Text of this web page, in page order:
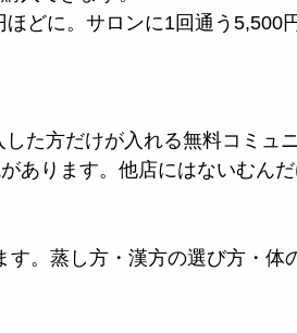
どに。サロンに1回通う5,500
た方だけが入れる無料コミュニ
あります。他店にはないむん
す。蒸し方・漢方の選び方・体